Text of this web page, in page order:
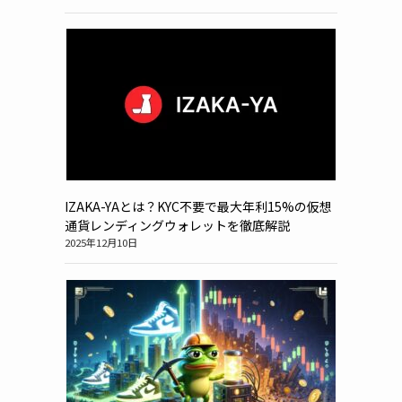
IZAKA-YAとは？KYC不要で最大年利15%の仮想
通貨レンディングウォレットを徹底解説
2025年12月10日